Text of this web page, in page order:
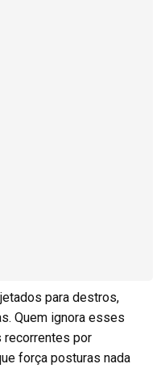
para destros,
Quem ignora esses
recorrentes por
força posturas nada